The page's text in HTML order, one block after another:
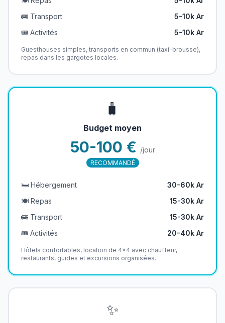
🚌 Transport
5-10k Ar
🎟️ Activités
5-10k Ar
Guesthouses simples, transports en commun (taxi-brousse),
repas dans les gargotes locales.
🧳
Budget moyen
50-100 € /jour
RECOMMANDÉ
🛏️ Hébergement
30-60k Ar
🍽️ Repas
15-30k Ar
🚌 Transport
15-30k Ar
🎟️ Activités
20-40k Ar
Hôtels confortables, location de 4x4 avec chauffeur,
restaurants, guides et excursions organisées.
✨